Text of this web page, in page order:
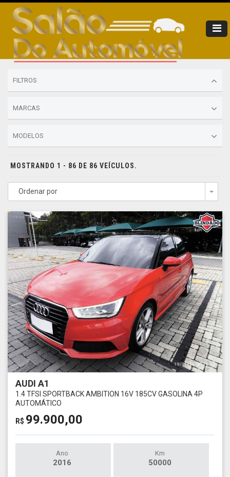
FILTROS
MARCAS
MODELOS
MOSTRANDO 1 - 86 DE 86 VEÍCULOS.
Ordenar por
AUDI A1
1.4 TFSI SPORTBACK AMBITION 16V 185CV GASOLINA 4P
AUTOMÁTICO
R$ 99.900,00
Ano
2016
Km
50000